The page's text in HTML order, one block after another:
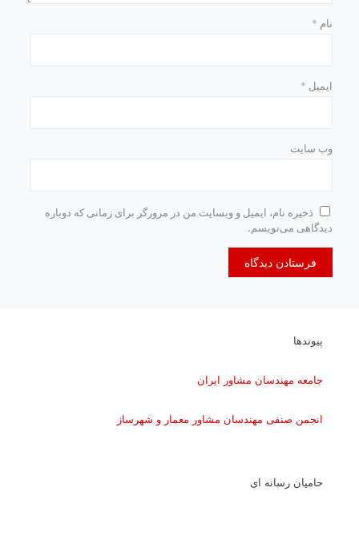
نام *
ایمیل *
وب‌ سایت
ذخیره نام، ایمیل و وبسایت من در مرورگر برای زمانی که دوباره
دیدگاهی می‌نویسم.
پیوندها
جامعه مهندسان مشاور ایران
انجمن صنفی مهندسان مشاور معمار و شهرساز
حامیان رسانه ای